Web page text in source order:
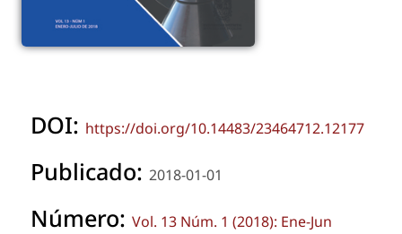
DOI: https://doi.org/10.14483/23464712.12177
Publicado: 2018-01-01
Número: Vol. 13 Núm. 1 (2018): Ene-Jun